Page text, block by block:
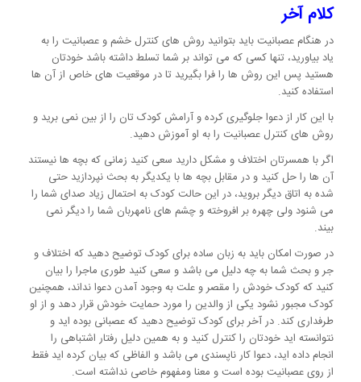
کلام آخر
در هنگام عصبانیت باید بتوانید روش های کنترل خشم و عصبانیت را به
یاد بیاورید، تنها کسی که می تواند بر شما تسلط داشته باشد خودتان
هستید پس این روش ها را فرا بگیرید تا در موقعیت های خاص از آن ها
استفاده کنید.
با این کار از دعوا جلوگیری کرده و آرامش کودک تان را از بین نمی برید و
روش های کنترل عصبانیت را به او آموزش دهید.
اگر با همسرتان اختلاف و مشکل دارید سعی کنید زمانی که بچه ها نیستند
آن ها را حل کنید و در مقابل بچه ها با یکدیگر به بحث نپردازید حتی
شده به اتاق دیگر بروید، در این حالت کودک به احتمال زیاد صدای شما را
می شنود ولی چهره بر افروخته و چشم های نامهربان شما را دیگر نمی
بیند.
در صورت امکان باید به زبان ساده برای کودک توضیح دهید که اختلاف و
جر و بحث شما به چه دلیل می باشد و سعی کنید طوری ماجرا را بیان
کنید که کودک خودش را مقصر و علت به وجود آمدن دعوا نداند، همچنین
کودک مجبور نشود یکی از والدین را مورد حمایت خودش قرار دهد و از او
طرفداری کند. در آخر برای کودک توضیح دهید که عصبانی بوده اید و
نتوانسته اید خودتان را کنترل کنید و به همین دلیل رفتار اشتباهی را
انجام داده اید، دعوا کار ناپسندی می باشد و الفاظی که بیان کرده اید فقط
از روی عصبانیت بوده است و معنا ومفهوم خاصی نداشته است.